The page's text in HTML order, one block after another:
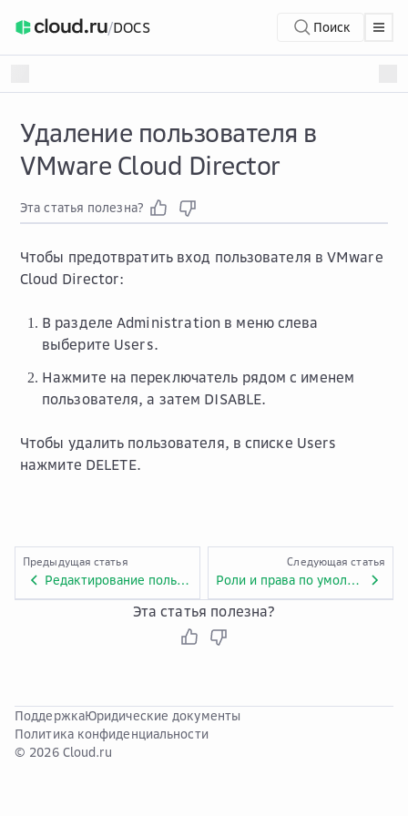
/DOCS Поиск
Удаление пользователя в
VMware Cloud Director
Эта статья полезна?
Чтобы предотвратить вход пользователя в VMware
Cloud Director:
В разделе Administration в меню слева
выберите Users.
Нажмите на переключатель рядом с именем
пользователя, а затем DISABLE.
Чтобы удалить пользователя, в списке Users
нажмите DELETE.
Предыдущая статья
Редактирование пользователя
Следующая статья
Роли и права по умолчанию
Эта статья полезна?
ПоддержкаЮридические документы
Политика конфиденциальности
© 2026 Cloud.ru